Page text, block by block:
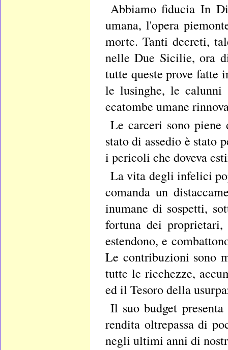
Abbiamo fiducia In
umana, l'opera
morte. Tanti decreti,
nelle Due Sicilie, ora
tutte queste prove fatte
le lusinghe, le
ecatombe umane
Le carceri sono
stato di assedio è stato
i pericoli che doveva
La vita degli infelici
comanda un
inumane di sospetti,
fortuna dei
estendono, e
Le contribuzioni sono
tutte le ricchezze,
ed il Tesoro della
Il suo budget
rendita oltrepassa di
negli ultimi anni di